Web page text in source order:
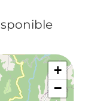
+
−